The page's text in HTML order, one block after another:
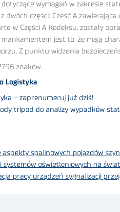
wymagań w zakresie
z dwóch części: Cześć A
w Części A Kodeksu, zostały
jest to, że mają
Z punktu widzenia
znaków.
Logistyka
– zaprenumeruj już dziś!
tripod do analizy wypadków
aspekty spalinowych pojazdów
systemów oświetleniowych na
pracy urządzeń sygnalizacji